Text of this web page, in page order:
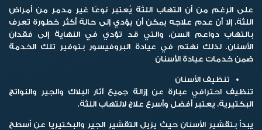
على الرغم من أن التهاب اللثة يُعتبر نوعًا غير مدمر من أمراض
اللثة، إلا أن عدم علاجه يمكن أن يؤدي إلى حالة أكثر خطورة تعرف
بالتهاب دواعم السن، والتي قد تؤدي في النهاية إلى فقدان
الأسنان. لذلك نهتم في عيادة البروفيسور بتوفير تلك الخدمة
ضمن خدمات عيادة الأسنان
تنظيف الأسنان
تنظيف احترافي عبارة عن إزالة جميع آثار البلاك والجير والنواتج
البكتيرية، يعتبر أفضل وأسرع علاج لالتهاب اللثة.
يبدأ بتقشير الأسنان حيث يزيل التقشير الجير والبكتيريا عن أسطح